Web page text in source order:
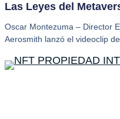
Las Leyes del
Oscar Montezuma – Director
Aerosmith lanzó el videoclip